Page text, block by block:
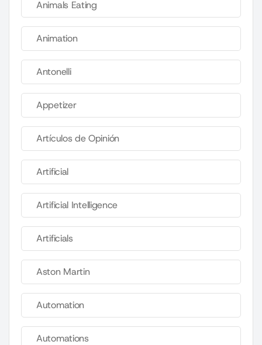
Animals Eating
Animation
Antonelli
Appetizer
Artículos de Opinión
Artificial
Artificial Intelligence
Artificials
Aston Martin
Automation
Automations